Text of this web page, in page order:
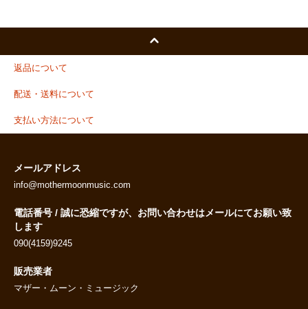
返品について
配送・送料について
支払い方法について
メールアドレス
info@mothermoonmusic.com
電話番号 / 誠に恐縮ですが、お問い合わせはメールにてお願い致
します
090(4159)9245
販売業者
マザー・ムーン・ミュージック